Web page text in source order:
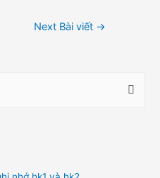
Next Bài viết →